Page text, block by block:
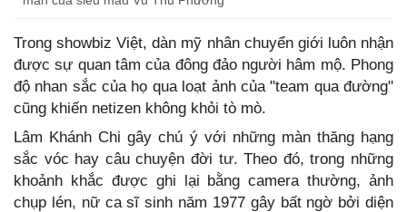
Trong showbiz Việt, dàn mỹ nhân chuyển giới luôn nhận
được sự quan tâm của đông đảo người hâm mộ. Phong
độ nhan sắc của họ qua loạt ảnh của "team qua đường"
cũng khiến netizen không khỏi tò mò.
Lâm Khánh Chi gây chú ý với những màn thăng hạng
sắc vóc hay câu chuyện đời tư. Theo đó, trong những
khoảnh khắc được ghi lại bằng camera thường, ảnh
chụp lén, nữ ca sĩ sinh năm 1977 gây bất ngờ bởi diện